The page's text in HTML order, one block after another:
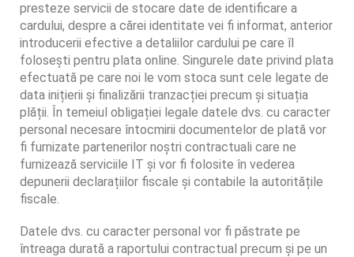
presteze servicii de stocare date de identificare a
cardului, despre a cărei identitate vei fi informat, anterior
introducerii efective a detaliilor cardului pe care îl
folosești pentru plata online. Singurele date privind plata
efectuată pe care noi le vom stoca sunt cele legate de
data inițierii și finalizării tranzacției precum și situația
plății. În temeiul obligației legale datele dvs. cu caracter
personal necesare întocmirii documentelor de plată vor
fi furnizate partenerilor noștri contractuali care ne
furnizează serviciile IT și vor fi folosite în vederea
depunerii declarațiilor fiscale și contabile la autoritățile
fiscale.
Datele dvs. cu caracter personal vor fi păstrate pe
întreaga durată a raportului contractual precum și pe un